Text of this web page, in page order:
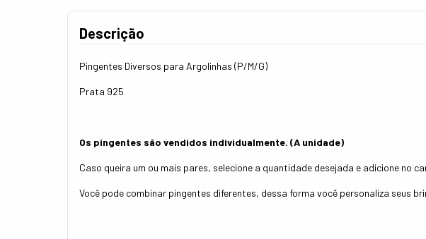
Descrição
Pingentes Diversos para Argolinhas (P/M/G)
Prata 925
Os pingentes são vendidos individualmente. (A unidade)
Caso queira um ou mais pares, selecione a quantidade desejada e adicione no
Você pode combinar pingentes diferentes, dessa forma você personaliza seus